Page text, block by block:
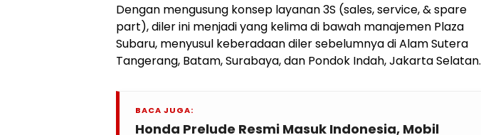
Dengan mengusung konsep layanan 3S (sales, service, & spare
part), diler ini menjadi yang kelima di bawah manajemen Plaza
Subaru, menyusul keberadaan diler sebelumnya di Alam Sutera
Tangerang, Batam, Surabaya, dan Pondok Indah, Jakarta Selatan.
BACA JUGA:
Honda Prelude Resmi Masuk Indonesia, Mobil